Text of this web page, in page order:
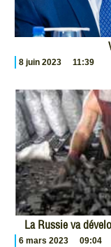
8 juin 2023 11:39
La Russie va
6 mars 2023 09:04